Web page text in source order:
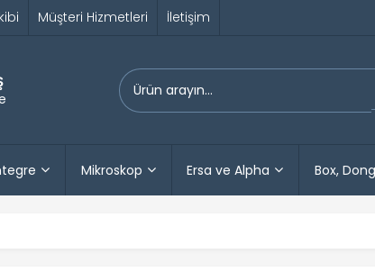
Müşteri Hizmetleri İletişim
Mikroskop Ersa ve Alpha Box,